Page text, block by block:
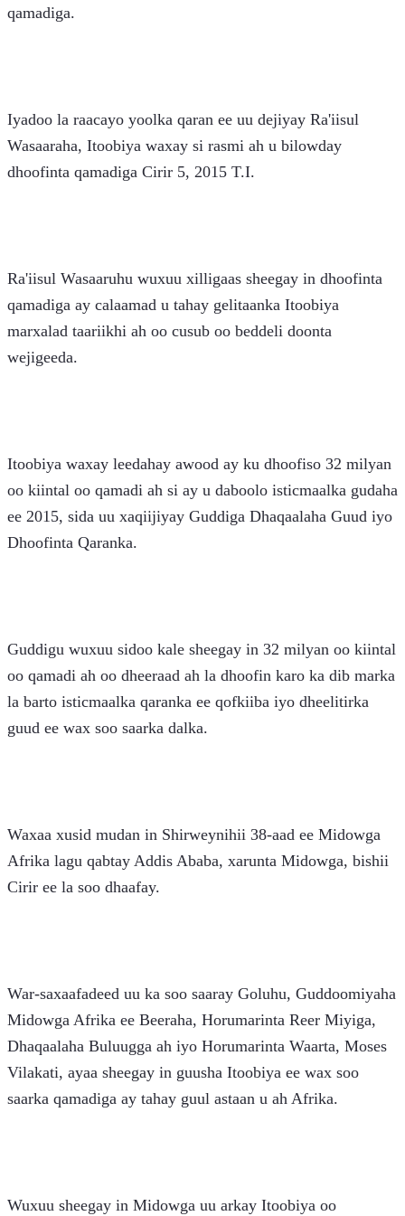
qamadiga.
Iyadoo la raacayo yoolka qaran ee uu dejiyay Ra'iisul
Wasaaraha, Itoobiya waxay si rasmi ah u bilowday
dhoofinta qamadiga Cirir 5, 2015 T.I.
Ra'iisul Wasaaruhu wuxuu xilligaas sheegay in dhoofinta
qamadiga ay calaamad u tahay gelitaanka Itoobiya
marxalad taariikhi ah oo cusub oo beddeli doonta
wejigeeda.
Itoobiya waxay leedahay awood ay ku dhoofiso 32 milyan
oo kiintal oo qamadi ah si ay u daboolo isticmaalka gudaha
ee 2015, sida uu xaqiijiyay Guddiga Dhaqaalaha Guud iyo
Dhoofinta Qaranka.
Guddigu wuxuu sidoo kale sheegay in 32 milyan oo kiintal
oo qamadi ah oo dheeraad ah la dhoofin karo ka dib marka
la barto isticmaalka qaranka ee qofkiiba iyo dheelitirka
guud ee wax soo saarka dalka.
Waxaa xusid mudan in Shirweynihii 38-aad ee Midowga
Afrika lagu qabtay Addis Ababa, xarunta Midowga, bishii
Cirir ee la soo dhaafay.
War-saxaafadeed uu ka soo saaray Goluhu, Guddoomiyaha
Midowga Afrika ee Beeraha, Horumarinta Reer Miyiga,
Dhaqaalaha Buluugga ah iyo Horumarinta Waarta, Moses
Vilakati, ayaa sheegay in guusha Itoobiya ee wax soo
saarka qamadiga ay tahay guul astaan ​​u ah Afrika.
Wuxuu sheegay in Midowga uu arkay Itoobiya oo